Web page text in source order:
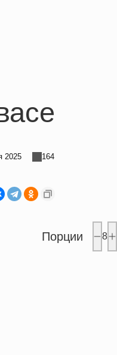
2025 164
Порции 8